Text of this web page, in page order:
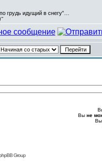
грудь идущий в снегу”…
Вы не
Вы
Group